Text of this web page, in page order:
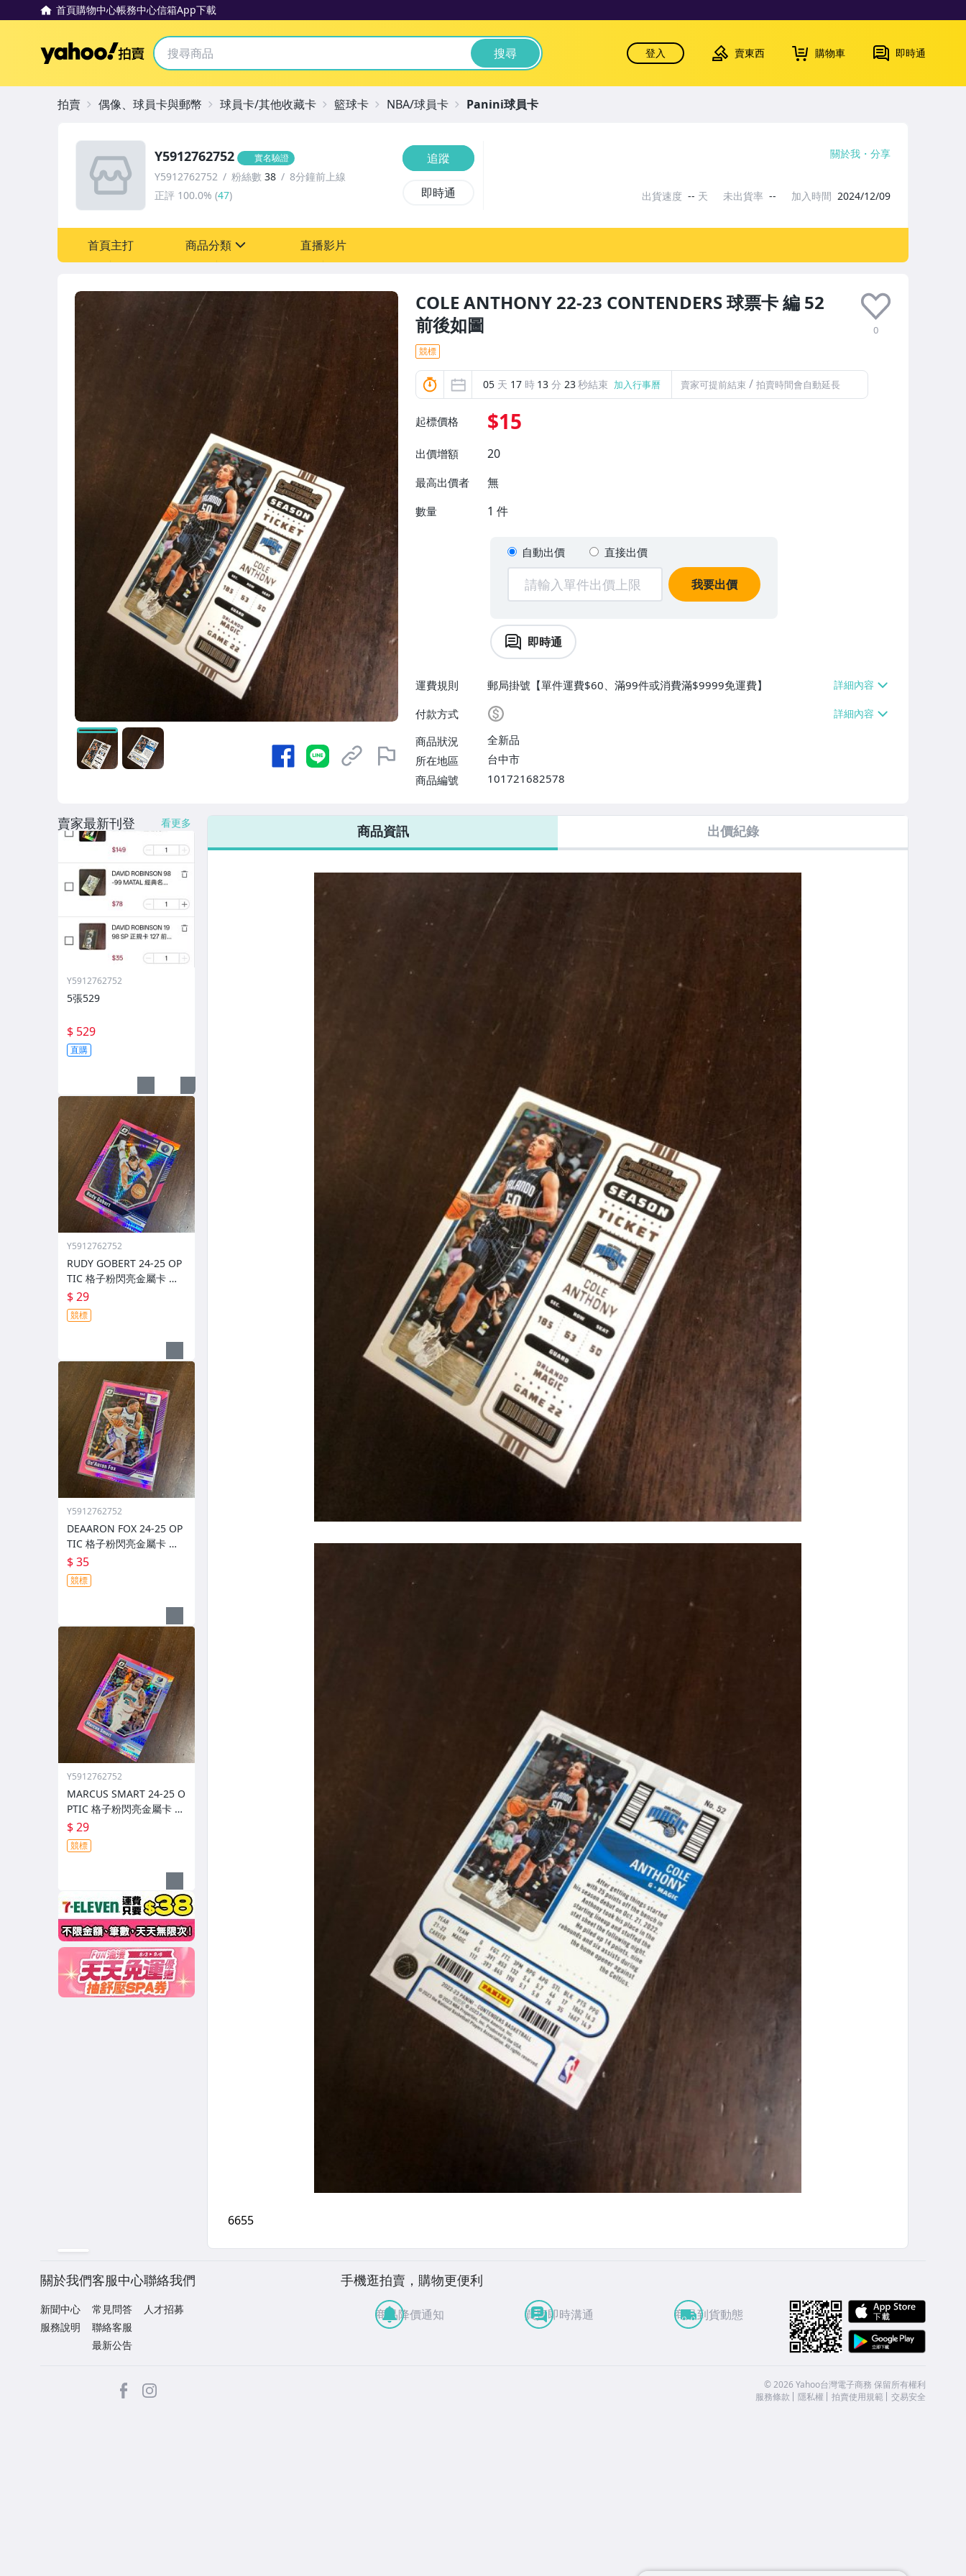
首頁購物中心帳務中心信箱App下載
Yahoo拍賣 搜尋 登入 賣東西 購物車 即時通
COLE ANTHONY 22-23 CONTENDERS 球票卡 編 52
前後如圖
0
競標
05 天 17 時 13 分 22秒結束 加入行事曆 賣家可提前結束 / 拍賣時間會自動延長
起標價格 $15
出價增額 20
最高出價者 無
數量 1 件
自動出價 直接出價
我要出價
即時通
運費規則
郵局掛號【單件運費$60、滿99件或消費滿$9999免運費】
付款方式
商品狀況
全新品
所在地區
台中市
商品編號
101721682578
Y5912762752 實名驗證
Y5912762752 粉絲數 38
8分鐘前上線
正評 100.0% (47)
追蹤
即時通
關於我 分享
出貨速度 -- 天 未出貨率 -- 加入時間 2024/12/09
首頁主打 商品分類 直播影片
拍賣 偶像、球員卡與郵幣 球員卡/其他收藏卡 籃球卡 NBA/球員卡 Panini球員卡
商品資訊 出價紀錄
賣家最新刊登 看更多
Y5912762752
5張529
$ 529
直購
Y5912762752
RUDY GOBERT 24-25 OP
TIC 格子粉閃亮金屬卡 編
$ 29
競標
Y5912762752
DEAARON FOX 24-25 OP
TIC 格子粉閃亮金屬卡 編
$ 35
競標
Y5912762752
MARCUS SMART 24-25 O
PTIC 格子粉閃亮金屬卡 編
$ 29
競標
關於我們
新聞中心
服務說明
客服中心
常見問答
聯絡客服
最新公告
聯絡我們
人才招募
手機逛拍賣，購物更便利
商品降價通知 買賣即時溝通 商品到貨動態
facebook ©2026 Yahoo台灣電子商務 保留所有權利
服務條款
隱私權 拍賣使用規範 交易安全